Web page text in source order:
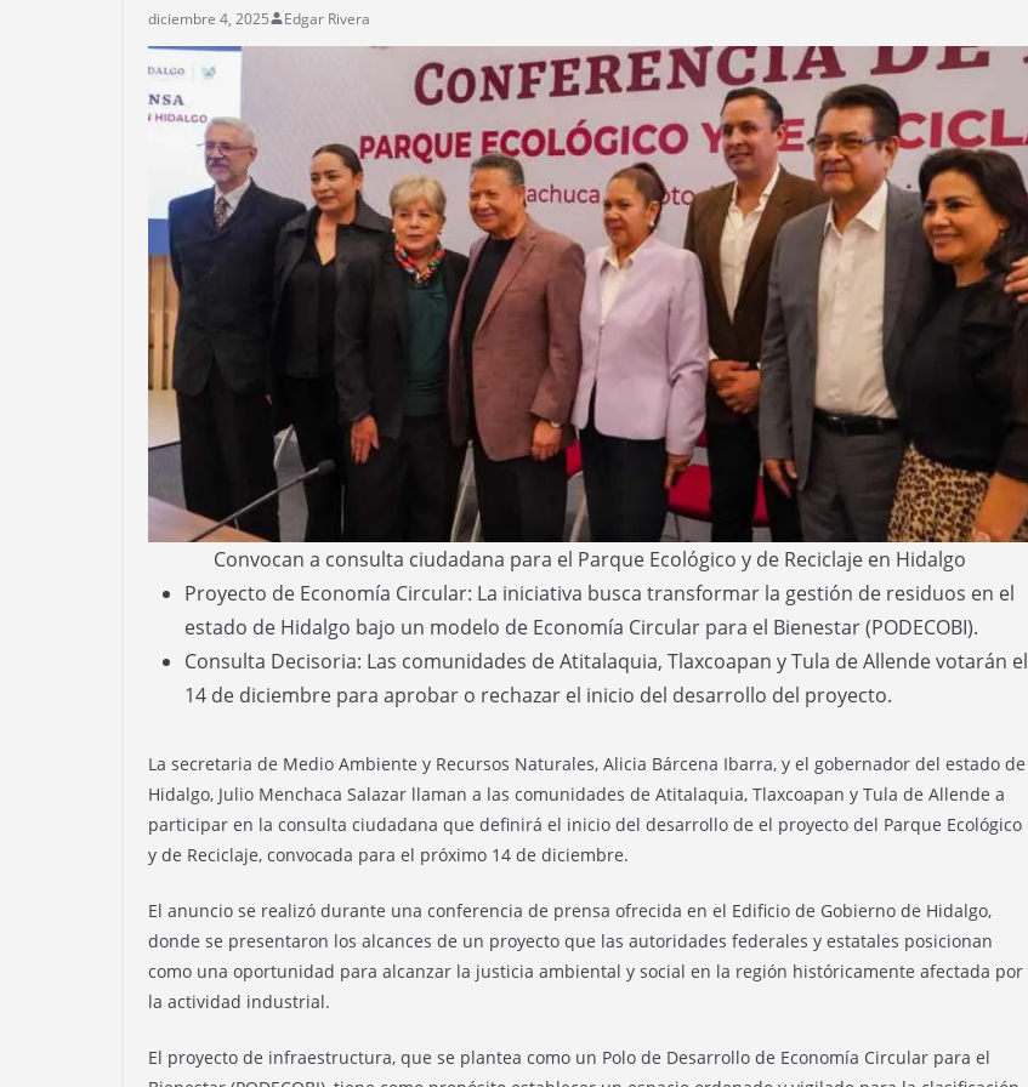
diciembre 4, 2025 Edgar Rivera
Convocan a consulta ciudadana para el Parque Ecológico y de Reciclaje en Hidalgo
Proyecto de Economía Circular: La iniciativa busca transformar la gestión de residuos en el
estado de Hidalgo bajo un modelo de Economía Circular para el Bienestar (PODECOBI).
Consulta Decisoria: Las comunidades de Atitalaquia, Tlaxcoapan y Tula de Allende votarán el
14 de diciembre para aprobar o rechazar el inicio del desarrollo del proyecto.
La secretaria de Medio Ambiente y Recursos Naturales, Alicia Bárcena Ibarra, y el gobernador del estado de
Hidalgo, Julio Menchaca Salazar llaman a las comunidades de Atitalaquia, Tlaxcoapan y Tula de Allende a
participar en la consulta ciudadana que definirá el inicio del desarrollo de el proyecto del Parque Ecológico
y de Reciclaje, convocada para el próximo 14 de diciembre.
El anuncio se realizó durante una conferencia de prensa ofrecida en el Edificio de Gobierno de Hidalgo,
donde se presentaron los alcances de un proyecto que las autoridades federales y estatales posicionan
como una oportunidad para alcanzar la justicia ambiental y social en la región históricamente afectada por
la actividad industrial.
El proyecto de infraestructura, que se plantea como un Polo de Desarrollo de Economía Circular para el